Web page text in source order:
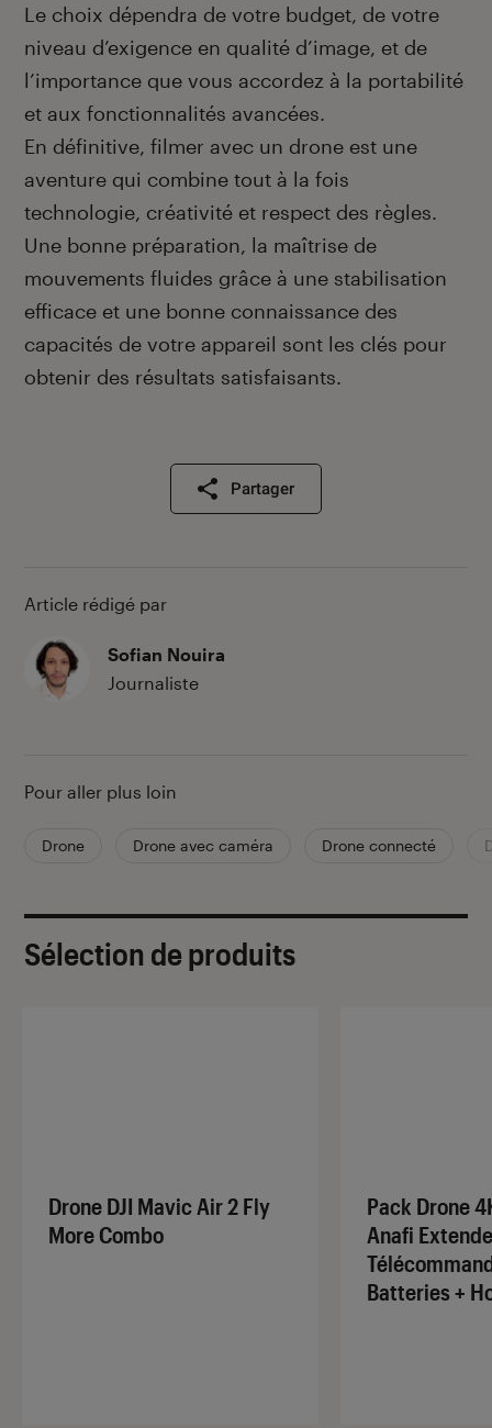
Le choix dépendra de votre budget, de votre
niveau d’exigence en qualité d’image, et de
l’importance que vous accordez à la portabilité
et aux fonctionnalités avancées.
En définitive, filmer avec un drone est une
aventure qui combine tout à la fois
technologie, créativité et respect des règles.
Une bonne préparation, la maîtrise de
mouvements fluides grâce à une stabilisation
efficace et une bonne connaissance des
capacités de votre appareil sont les clés pour
obtenir des résultats satisfaisants.
Partager
Article rédigé par
Sofian Nouira
Journaliste
Pour aller plus loin
Drone Drone avec caméra Drone connecté
Sélection de produits
Drone DJI Mavic Air 2 Fly
More Combo
Pack Drone
Anafi
Batteries +